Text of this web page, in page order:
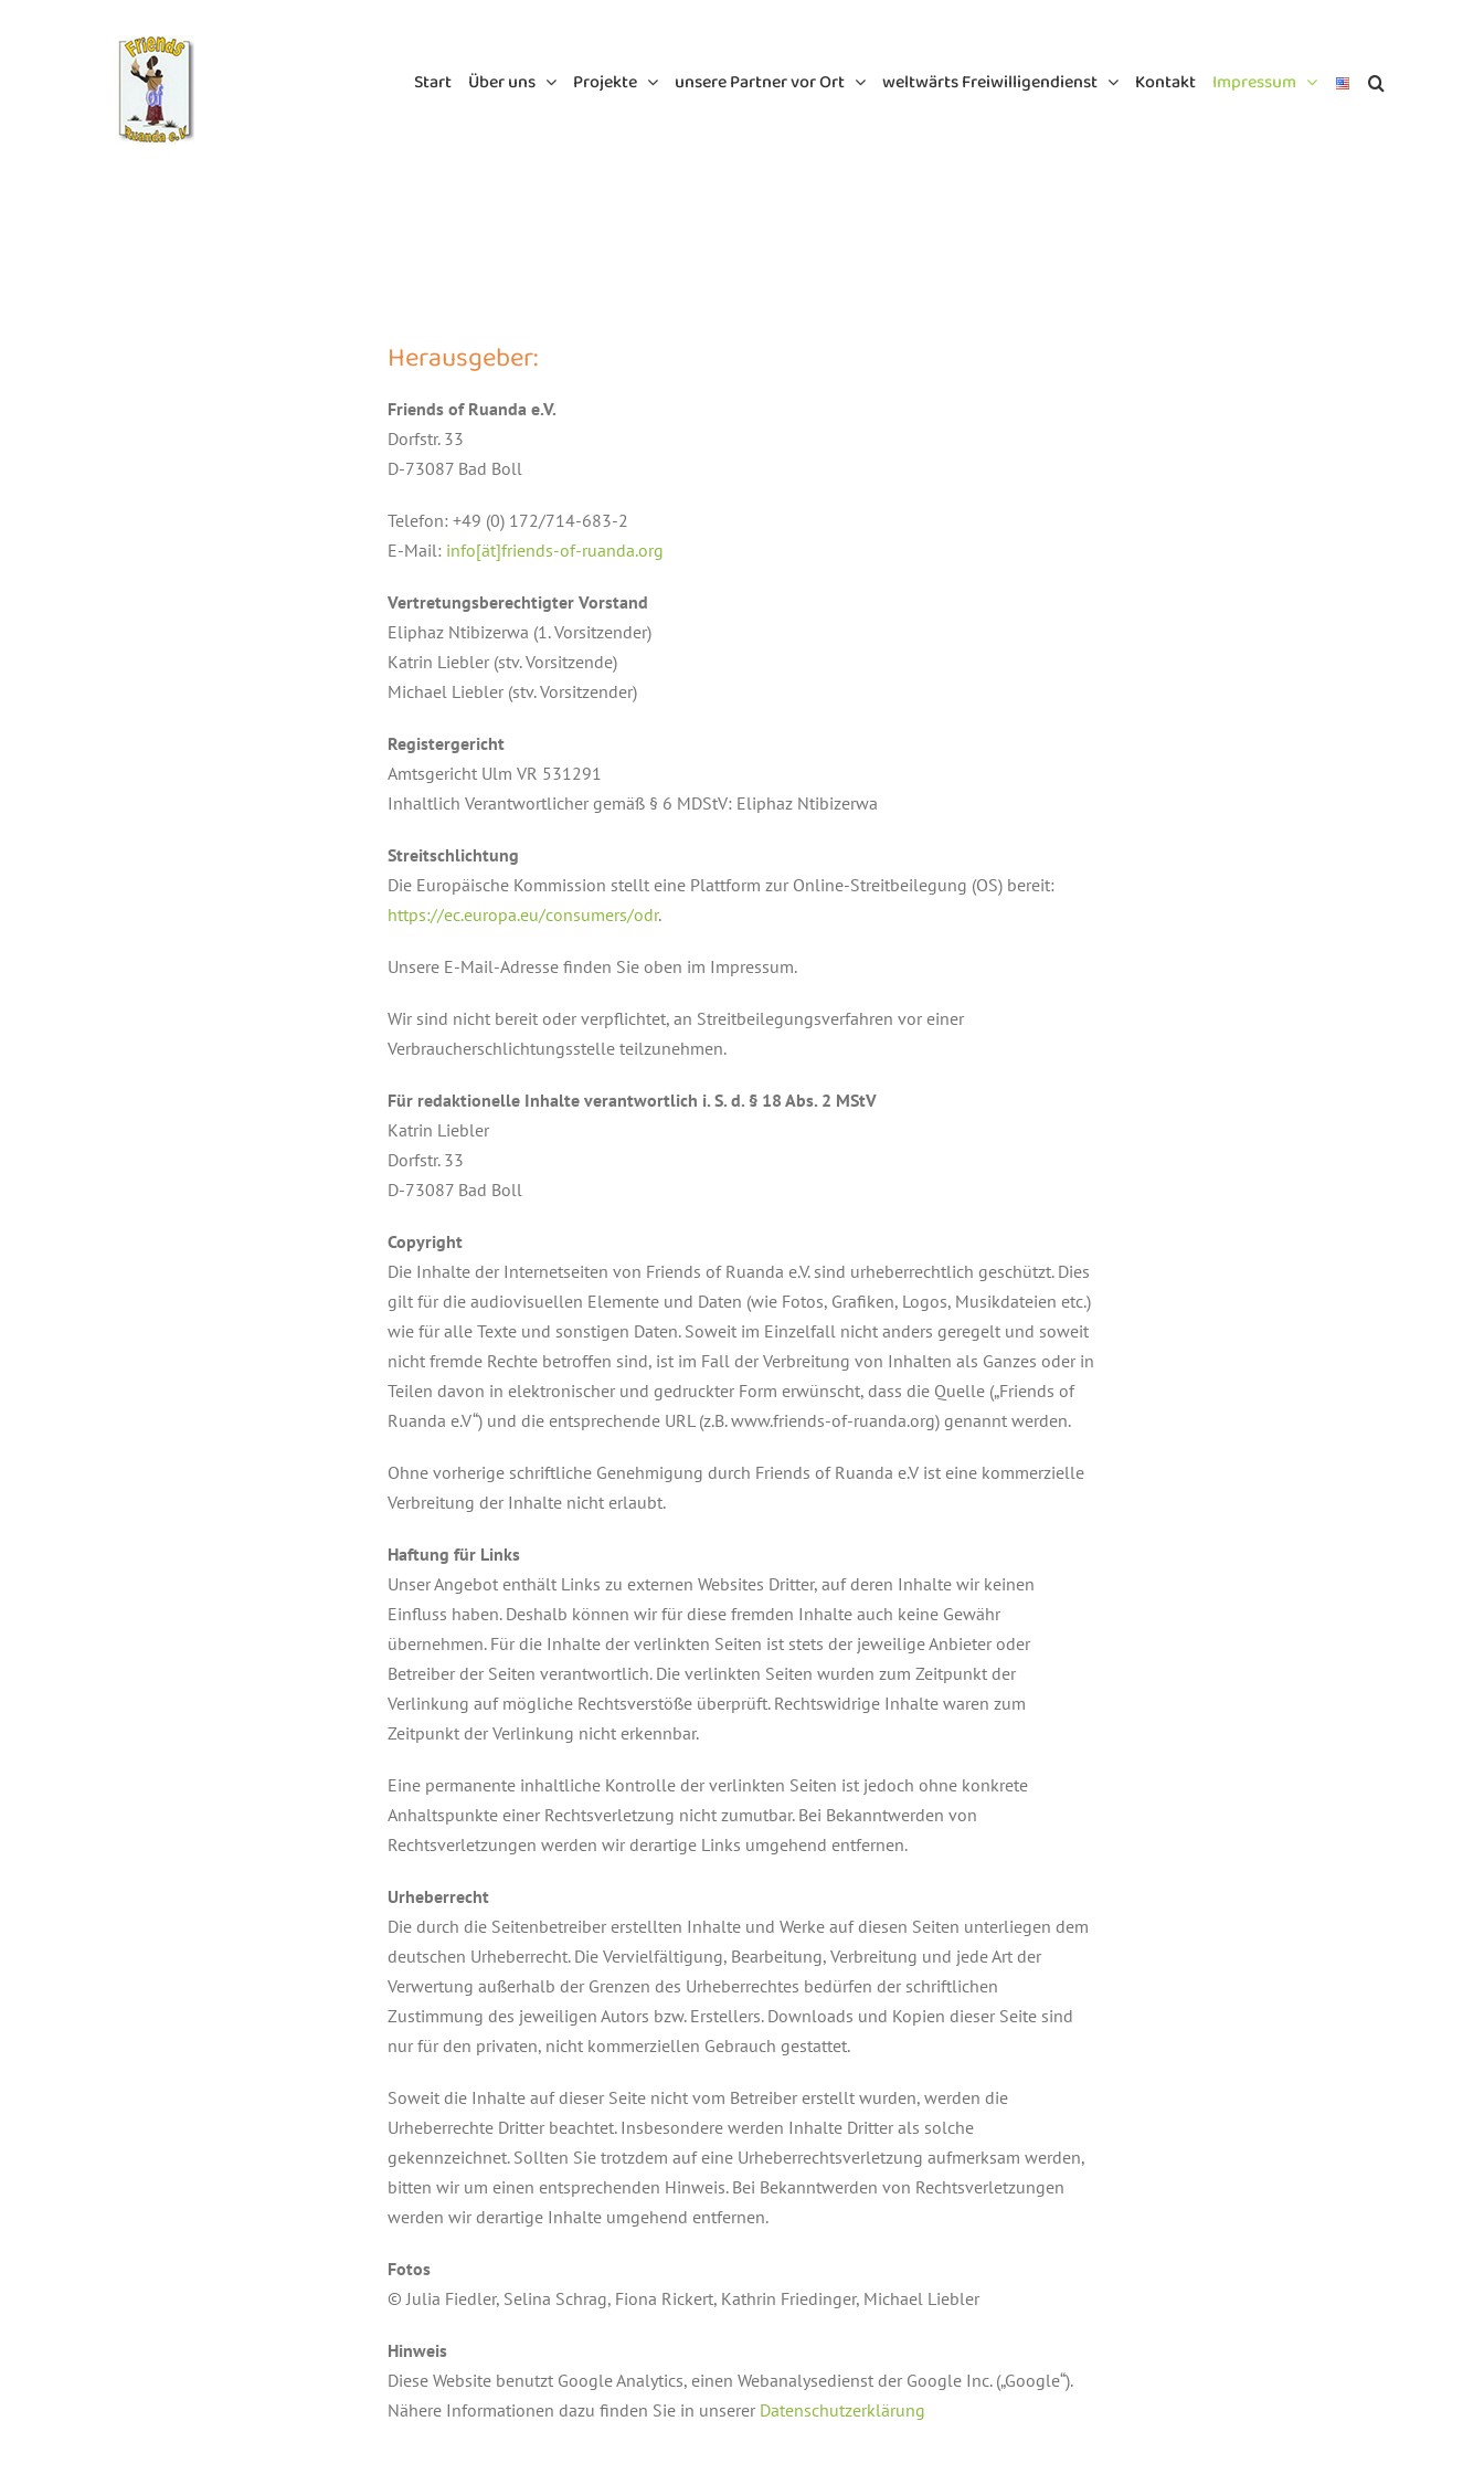
Start Über uns Projekte unsere Partner vor Ort weltwärts Freiwilligendienst Kontakt Impressum
Herausgeber:
Friends of Ruanda e.V.
Dorfstr. 33
D-73087 Bad Boll
Telefon: +49 (0) 172/714-683-2
E-Mail: info[ät]friends-of-ruanda.org
Vertretungsberechtigter Vorstand
Eliphaz Ntibizerwa (1. Vorsitzender)
Katrin Liebler (stv. Vorsitzende)
Michael Liebler (stv. Vorsitzender)
Registergericht
Amtsgericht Ulm VR 531291
Inhaltlich Verantwortlicher gemäß § 6 MDStV: Eliphaz Ntibizerwa
Streitschlichtung
Die Europäische Kommission stellt eine Plattform zur Online-Streitbeilegung (OS) bereit:
https://ec.europa.eu/consumers/odr.
Unsere E-Mail-Adresse finden Sie oben im Impressum.
Wir sind nicht bereit oder verpflichtet, an Streitbeilegungsverfahren vor einer
Verbraucherschlichtungsstelle teilzunehmen.
Für redaktionelle Inhalte verantwortlich i. S. d. § 18 Abs. 2 MStV
Katrin Liebler
Dorfstr. 33
D-73087 Bad Boll
Copyright
Die Inhalte der Internetseiten von Friends of Ruanda e.V. sind urheberrechtlich geschützt. Dies
gilt für die audiovisuellen Elemente und Daten (wie Fotos, Grafiken, Logos, Musikdateien etc.)
wie für alle Texte und sonstigen Daten. Soweit im Einzelfall nicht anders geregelt und soweit
nicht fremde Rechte betroffen sind, ist im Fall der Verbreitung von Inhalten als Ganzes oder in
Teilen davon in elektronischer und gedruckter Form erwünscht, dass die Quelle („Friends of
Ruanda e.V“) und die entsprechende URL (z.B. www.friends-of-ruanda.org) genannt werden.
Ohne vorherige schriftliche Genehmigung durch Friends of Ruanda e.V ist eine kommerzielle
Verbreitung der Inhalte nicht erlaubt.
Haftung für Links
Unser Angebot enthält Links zu externen Websites Dritter, auf deren Inhalte wir keinen
Einfluss haben. Deshalb können wir für diese fremden Inhalte auch keine Gewähr
übernehmen. Für die Inhalte der verlinkten Seiten ist stets der jeweilige Anbieter oder
Betreiber der Seiten verantwortlich. Die verlinkten Seiten wurden zum Zeitpunkt der
Verlinkung auf mögliche Rechtsverstöße überprüft. Rechtswidrige Inhalte waren zum
Zeitpunkt der Verlinkung nicht erkennbar.
Eine permanente inhaltliche Kontrolle der verlinkten Seiten ist jedoch ohne konkrete
Anhaltspunkte einer Rechtsverletzung nicht zumutbar. Bei Bekanntwerden von
Rechtsverletzungen werden wir derartige Links umgehend entfernen.
Urheberrecht
Die durch die Seitenbetreiber erstellten Inhalte und Werke auf diesen Seiten unterliegen dem
deutschen Urheberrecht. Die Vervielfältigung, Bearbeitung, Verbreitung und jede Art der
Verwertung außerhalb der Grenzen des Urheberrechtes bedürfen der schriftlichen
Zustimmung des jeweiligen Autors bzw. Erstellers. Downloads und Kopien dieser Seite sind
nur für den privaten, nicht kommerziellen Gebrauch gestattet.
Soweit die Inhalte auf dieser Seite nicht vom Betreiber erstellt wurden, werden die
Urheberrechte Dritter beachtet. Insbesondere werden Inhalte Dritter als solche
gekennzeichnet. Sollten Sie trotzdem auf eine Urheberrechtsverletzung aufmerksam werden,
bitten wir um einen entsprechenden Hinweis. Bei Bekanntwerden von Rechtsverletzungen
werden wir derartige Inhalte umgehend entfernen.
Fotos
© Julia Fiedler, Selina Schrag, Fiona Rickert, Kathrin Friedinger, Michael Liebler
Hinweis
Diese Website benutzt Google Analytics, einen Webanalysedienst der Google Inc. („Google“).
Nähere Informationen dazu finden Sie in unserer Datenschutzerklärung